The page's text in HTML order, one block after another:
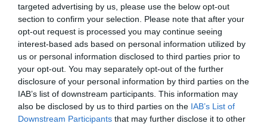
targeted advertising by us, please use the below opt-out
section to confirm your selection. Please note that after your
opt-out request is processed you may continue seeing
interest-based ads based on personal information utilized by
us or personal information disclosed to third parties prior to
your opt-out. You may separately opt-out of the further
disclosure of your personal information by third parties on the
IAB’s list of downstream participants. This information may
also be disclosed by us to third parties on the IAB’s List of
Downstream Participants that may further disclose it to other
Fotó:
A múzeum szerint a helyben ie néven ismert női ing
az ország egyik legjellegzetesebb ruhadarabja.